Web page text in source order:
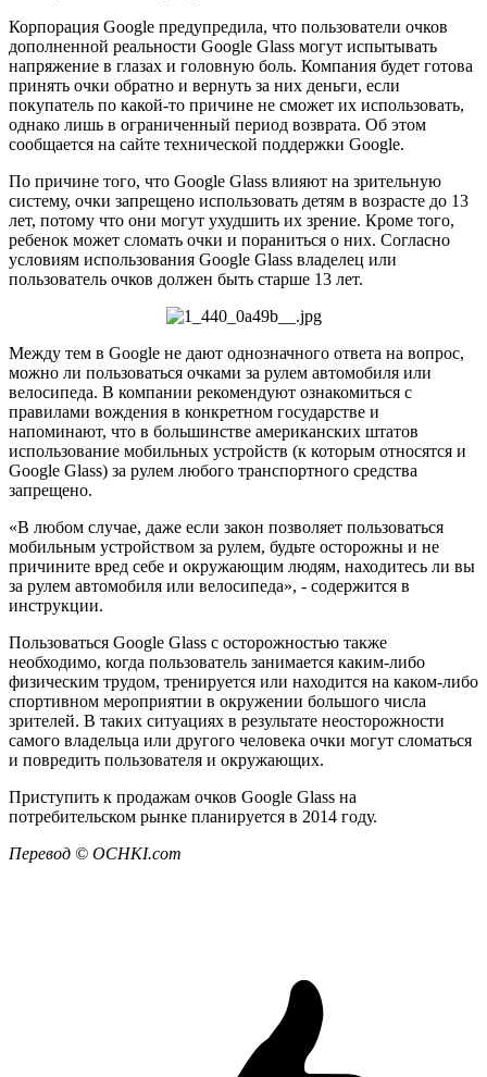
Корпорация Google предупредила, что пользователи очков
дополненной реальности Google Glass могут испытывать
напряжение в глазах и головную боль. Компания будет готова
принять очки обратно и вернуть за них деньги, если
покупатель по какой-то причине не сможет их использовать,
однако лишь в ограниченный период возврата. Об этом
сообщается на сайте технической поддержки Google.
По причине того, что Google Glass влияют на зрительную
систему, очки запрещено использовать детям в возрасте до 13
лет, потому что они могут ухудшить их зрение. Кроме того,
ребенок может сломать очки и пораниться о них. Согласно
условиям использования Google Glass владелец или
пользователь очков должен быть старше 13 лет.
Между тем в Google не дают однозначного ответа на вопрос,
можно ли пользоваться очками за рулем автомобиля или
велосипеда. В компании рекомендуют ознакомиться с
правилами вождения в конкретном государстве и
напоминают, что в большинстве американских штатов
использование мобильных устройств (к которым относятся и
Google Glass) за рулем любого транспортного средства
запрещено.
«В любом случае, даже если закон позволяет пользоваться
мобильным устройством за рулем, будьте осторожны и не
причините вред себе и окружающим людям, находитесь ли вы
за рулем автомобиля или велосипеда», - содержится в
инструкции.
Пользоваться Google Glass с осторожностью также
необходимо, когда пользователь занимается каким-либо
физическим трудом, тренируется или находится на каком-либо
спортивном мероприятии в окружении большого числа
зрителей. В таких ситуациях в результате неосторожности
самого владельца или другого человека очки могут сломаться
и повредить пользователя и окружающих.
Приступить к продажам очков Google Glass на
потребительском рынке планируется в 2014 году.
Перевод © OCHKI.com